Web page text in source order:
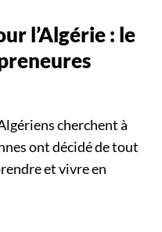
l’Algérie : le
cherchent à
ont décidé de tout
et vivre en